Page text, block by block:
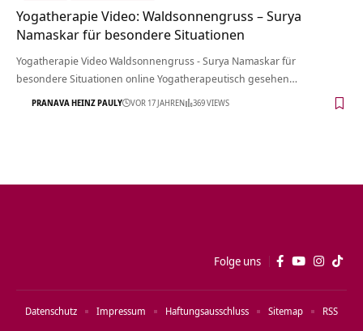
Yogatherapie Video: Waldsonnengruss – Surya
Namaskar für besondere Situationen
Yogatherapie Video Waldsonnengruss - Surya Namaskar für
besondere Situationen online Yogatherapeutisch gesehen…
PRANAVA HEINZ PAULY VOR 17 JAHREN 369 VIEWS
Folge uns
Datenschutz Impressum Haftungsausschluss Sitemap RSS